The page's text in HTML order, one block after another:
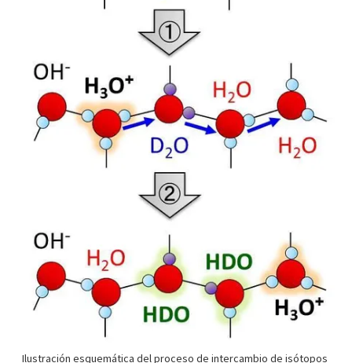
Ilustración esquemática del proceso de intercambio de isótopos